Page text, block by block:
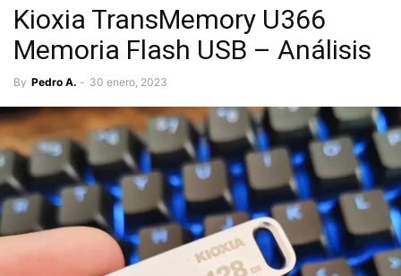
Kioxia TransMemory U366
Memoria Flash USB – Análisis
By Pedro A. - 30 enero, 2023